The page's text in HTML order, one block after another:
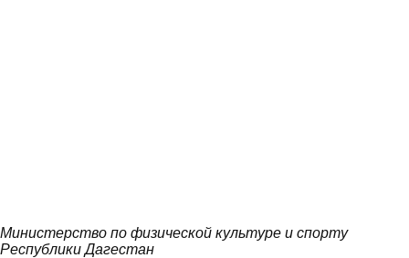
Министерство по физической культуре и спорту
Республики Дагестан